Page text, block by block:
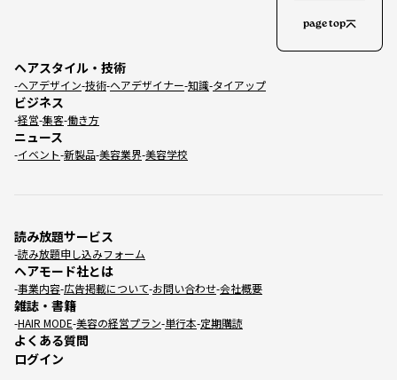
ヘアスタイル・技術
ヘアデザイン 技術 ヘアデザイナー 知識 タイアップ
ビジネス
経営 集客 働き方
ニュース
イベント 新製品 美容業界 美容学校
読み放題サービス
読み放題申し込みフォーム
ヘアモード社とは
事業内容 広告掲載について お問い合わせ 会社概要
雑誌・書籍
HAIR MODE 美容の経営プラン 単行本 定期購読
よくある質問
ログイン
page top